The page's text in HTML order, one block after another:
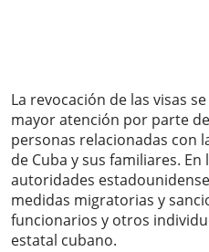
La revocación de las visas
mayor atención por parte
personas relacionadas con
de Cuba y sus familiares.
autoridades
medidas migratorias y
funcionarios y otros
estatal cubano.